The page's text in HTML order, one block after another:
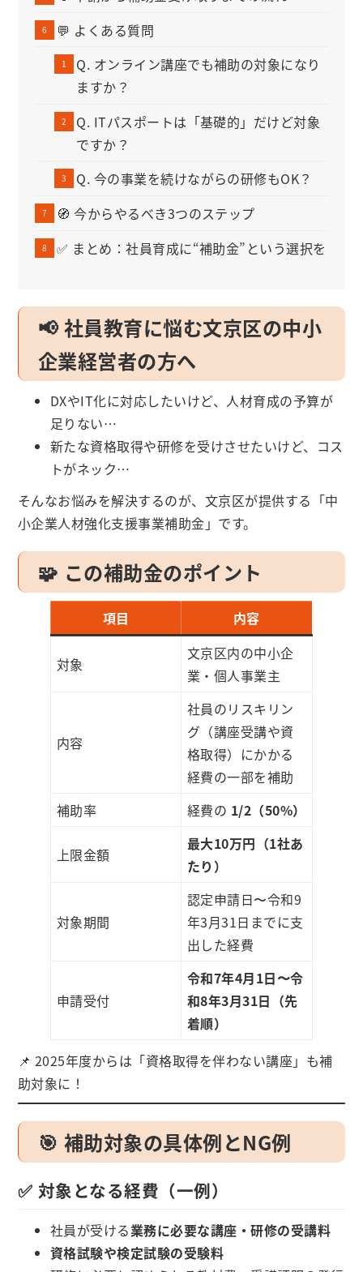
💬 よくある質問
Q. オンライン講座でも補助の対象になり
ますか？
Q. ITパスポートは「基礎的」だけど対象
ですか？
Q. 今の事業を続けながらの研修もOK？
🧭 今からやるべき3つのステップ
✅ まとめ：社員育成に“補助金”という選択を
📢 社員教育に悩む文京区の中小
企業経営者の方へ
DXやIT化に対応したいけど、人材育成の予算が
足りない…
新たな資格取得や研修を受けさせたいけど、コス
トがネック…
そんなお悩みを解決するのが、文京区が提供する「中
小企業人材強化支援事業補助金」です。
🧩 この補助金のポイント
項目 内容
対象
文京区内の中小企
業・個人事業主
内容
社員のリスキリン
グ（講座受講や資
格取得）にかかる
経費の一部を補助
補助率
経費の 1/2（50%）
上限金額
最大10万円（1社あ
たり）
対象期間
認定申請日〜令和9
年3月31日までに支
出した経費
申請受付
令和7年4月1日〜令
和8年3月31日（先
着順）
📌 2025年度からは「資格取得を伴わない講座」も補
助対象に！
🎯 補助対象の具体例とNG例
✅ 対象となる経費（一例）
社員が受ける業務に必要な講座・研修の受講料
資格試験や検定試験の受験料